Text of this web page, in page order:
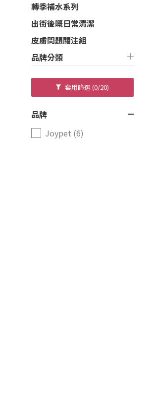
轉季補水系列
出街後嘅日常清潔
皮膚問題關注組
品牌分類
套用篩選(0/20)
品牌
Joypet (6)